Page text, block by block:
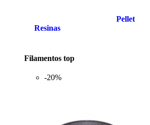
Resinas
Pellet
Filamentos top
-20%